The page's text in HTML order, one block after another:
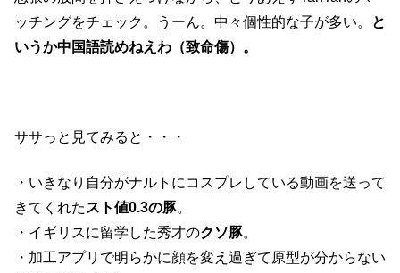
ッチングをチェック。うーん。中々個性的な子が多い。
と
いうか中国語読めねえわ（致命傷）。
ササっと見てみると・・・
・いきなり自分がナルトにコスプレしている動画を送って
きてくれた スト値0.3の豚。
・イギリスに留学した秀才のクソ豚。
・加工アプリで明らかに顔を変え過ぎて原型が分からない